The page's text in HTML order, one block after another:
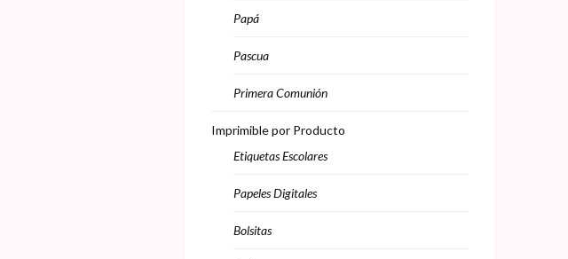
Papá
Pascua
Primera Comunión
Imprimible por Producto
Etiquetas Escolares
Papeles Digitales
Bolsitas